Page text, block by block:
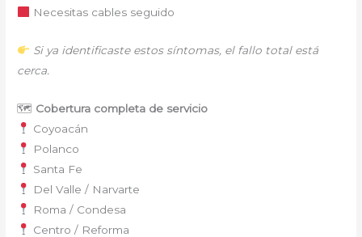
Necesitas cables seguido
Si ya identificaste estos síntomas, el fallo total está
cerca.
🗺 Cobertura completa de servicio
Coyoacán
Polanco
Santa Fe
Del Valle / Narvarte
Roma / Condesa
Centro / Reforma